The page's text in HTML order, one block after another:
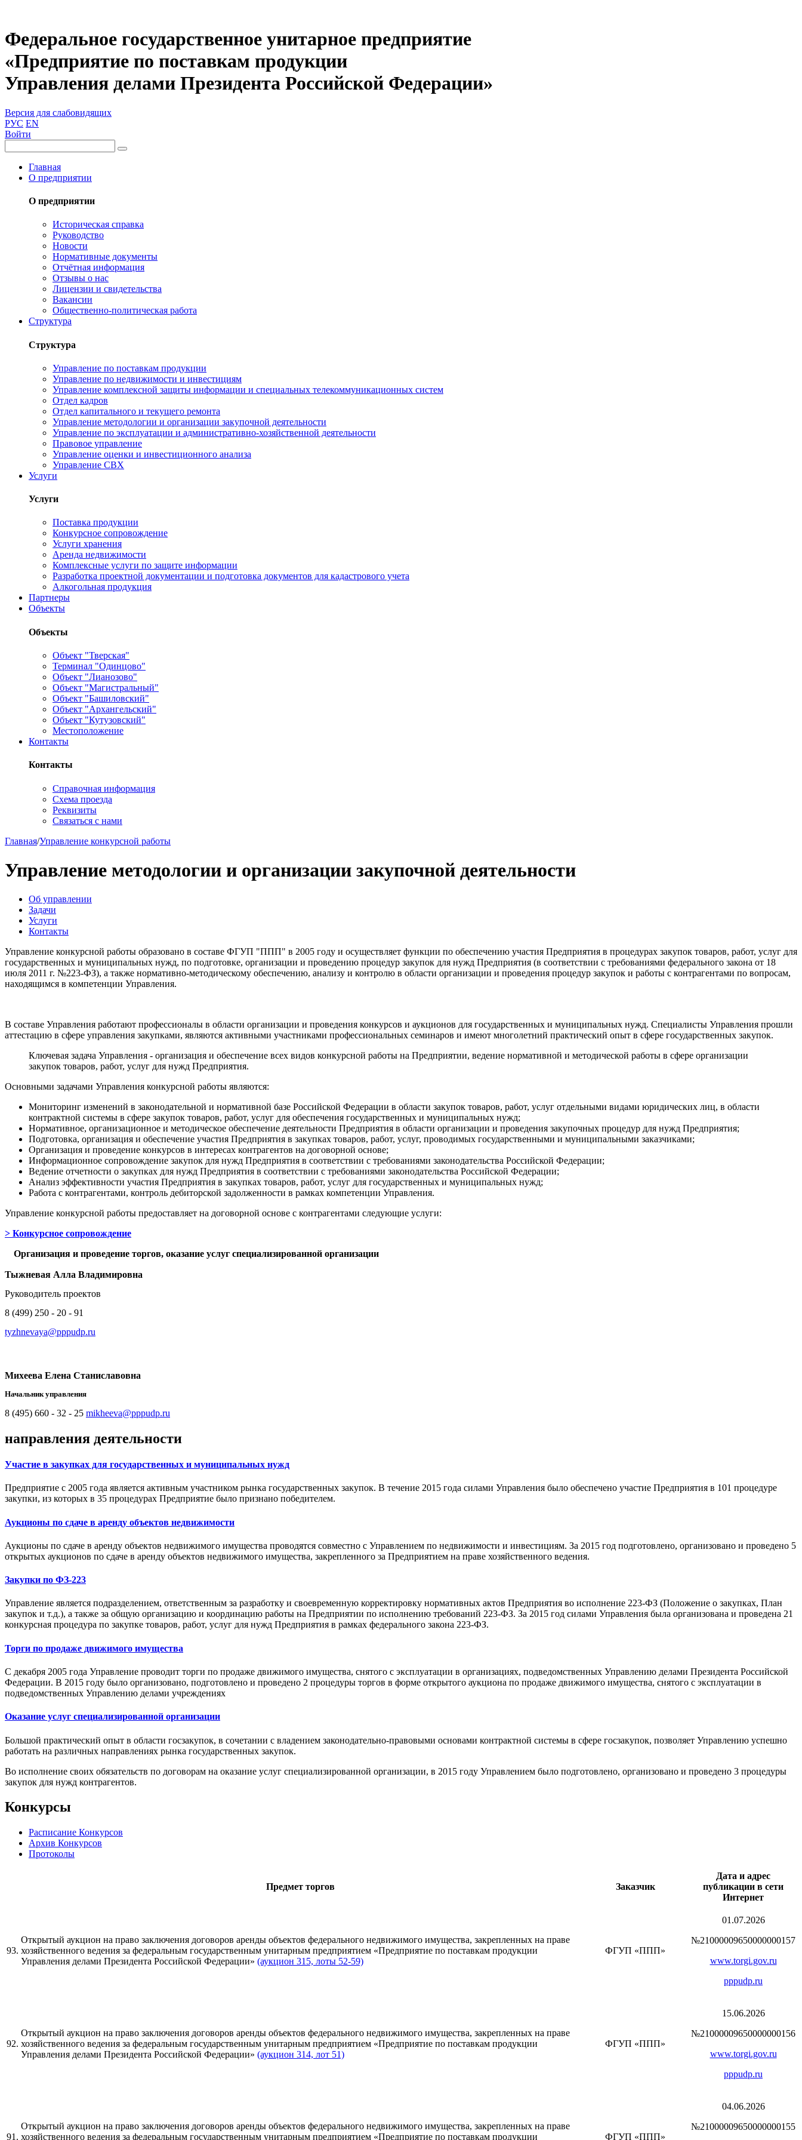
Федеральное государственное унитарное предприятие
«Предприятие по поставкам продукции
Управления делами Президента Российской Федерации»
Версия для слабовидящих
РУС EN
Войти
Главная
О предприятии
О предприятии
Историческая справка
Руководство
Новости
Нормативные документы
Отчётная информация
Отзывы о нас
Лицензии и свидетельства
Вакансии
Общественно-политическая работа
Структура
Структура
Управление по поставкам продукции
Управление по недвижимости и инвестициям
Управление комплексной защиты информации и специальных телекоммуникационных систем
Отдел кадров
Отдел капитального и текущего ремонта
Управление методологии и организации закупочной деятельности
Управление по эксплуатации и административно-хозяйственной деятельности
Правовое управление
Управление оценки и инвестиционного анализа
Управление СВХ
Услуги
Услуги
Поставка продукции
Конкурсное сопровождение
Услуги хранения
Аренда недвижимости
Комплексные услуги по защите информации
Разработка проектной документации и подготовка документов для кадастрового учета
Алкогольная продукция
Партнеры
Объекты
Объекты
Объект "Тверская"
Терминал "Одинцово"
Объект "Лианозово"
Объект "Магистральный"
Объект "Башиловский"
Объект "Архангельский"
Объект "Кутузовский"
Местоположение
Контакты
Контакты
Справочная информация
Схема проезда
Реквизиты
Связаться с нами
Главная/Управление конкурсной работы
Управление методологии и организации закупочной деятельности
Об управлении
Задачи
Услуги
Контакты
Управление конкурсной работы образовано в составе ФГУП "ППП" в 2005 году и осуществляет функции по обеспечению участия Предприятия в процедурах закупок товаров, работ, услуг для
государственных и муниципальных нужд, по подготовке, организации и проведению процедур закупок для нужд Предприятия (в соответствии с требованиями федерального закона от 18
июля 2011 г. №223-ФЗ), а также нормативно-методическому обеспечению, анализу и контролю в области организации и проведения процедур закупок и работы с контрагентами по вопросам,
находящимся в компетенции Управления.
В составе Управления работают профессионалы в области организации и проведения конкурсов и аукционов для государственных и муниципальных нужд. Специалисты Управления прошли
аттестацию в сфере управления закупками, являются активными участниками профессиональных семинаров и имеют многолетний практический опыт в сфере государственных закупок.
Ключевая задача Управления - организация и обеспечение всех видов конкурсной работы на Предприятии, ведение нормативной и методической работы в сфере организации
закупок товаров, работ, услуг для нужд Предприятия.
Основными задачами Управления конкурсной работы являются:
Мониторинг изменений в законодательной и нормативной базе Российской Федерации в области закупок товаров, работ, услуг отдельными видами юридических лиц, в области
контрактной системы в сфере закупок товаров, работ, услуг для обеспечения государственных и муниципальных нужд;
Нормативное, организационное и методическое обеспечение деятельности Предприятия в области организации и проведения закупочных процедур для нужд Предприятия;
Подготовка, организация и обеспечение участия Предприятия в закупках товаров, работ, услуг, проводимых государственными и муниципальными заказчиками;
Организация и проведение конкурсов в интересах контрагентов на договорной основе;
Информационное сопровождение закупок для нужд Предприятия в соответствии с требованиями законодательства Российской Федерации;
Ведение отчетности о закупках для нужд Предприятия в соответствии с требованиями законодательства Российской Федерации;
Анализ эффективности участия Предприятия в закупках товаров, работ, услуг для государственных и муниципальных нужд;
Работа с контрагентами, контроль дебиторской задолженности в рамках компетенции Управления.
Управление конкурсной работы предоставляет на договорной основе с контрагентами следующие услуги:
> Конкурсное сопровождение
Организация и проведение торгов, оказание услуг специализированной организации
Тыжневая Алла Владимировна
Руководитель проектов
8 (499) 250 - 20 - 91
tyzhnevaya@pppudp.ru
Михеева Елена Станиславовна
Начальник управления
8 (495) 660 - 32 - 25 mikheeva@pppudp.ru
направления деятельности
Участие в закупках для государственных и муниципальных нужд
Предприятие с 2005 года является активным участником рынка государственных закупок. В течение 2015 года силами Управления было обеспечено участие Предприятия в 101 процедуре
закупки, из которых в 35 процедурах Предприятие было признано победителем.
Аукционы по сдаче в аренду объектов недвижимости
Аукционы по сдаче в аренду объектов недвижимого имущества проводятся совместно с Управлением по недвижимости и инвестициям. За 2015 год подготовлено, организовано и проведено 5
открытых аукционов по сдаче в аренду объектов недвижимого имущества, закрепленного за Предприятием на праве хозяйственного ведения.
Закупки по ФЗ-223
Управление является подразделением, ответственным за разработку и своевременную корректировку нормативных актов Предприятия во исполнение 223-ФЗ (Положение о закупках, План
закупок и т.д.), а также за общую организацию и координацию работы на Предприятии по исполнению требований 223-ФЗ. За 2015 год силами Управления была организована и проведена 21
конкурсная процедура по закупке товаров, работ, услуг для нужд Предприятия в рамках федерального закона 223-ФЗ.
Торги по продаже движимого имущества
С декабря 2005 года Управление проводит торги по продаже движимого имущества, снятого с эксплуатации в организациях, подведомственных Управлению делами Президента Российской
Федерации. В 2015 году было организовано, подготовлено и проведено 2 процедуры торгов в форме открытого аукциона по продаже движимого имущества, снятого с эксплуатации в
подведомственных Управлению делами учреждениях
Оказание услуг специализированной организации
Большой практический опыт в области госзакупок, в сочетании с владением законодательно-правовыми основами контрактной системы в сфере госзакупок, позволяет Управлению успешно
работать на различных направлениях рынка государственных закупок.
Во исполнение своих обязательств по договорам на оказание услуг специализированной организации, в 2015 году Управлением было подготовлено, организовано и проведено 3 процедуры
закупок для нужд контрагентов.
Конкурсы
Расписание Конкурсов
Архив Конкурсов
Протоколы
Предмет торгов Заказчик
Дата и адрес
публикации в сети
Интернет
93.
Открытый аукцион на право заключения договоров аренды объектов федерального недвижимого имущества, закрепленных на праве
хозяйственного ведения за федеральным государственным унитарным предприятием «Предприятие по поставкам продукции
Управления делами Президента Российской Федерации» (аукцион 315, лоты 52-59)
ФГУП «ППП»
01.07.2026
№21000009650000000157
www.torgi.gov.ru
pppudp.ru
92.
Открытый аукцион на право заключения договоров аренды объектов федерального недвижимого имущества, закрепленных на праве
хозяйственного ведения за федеральным государственным унитарным предприятием «Предприятие по поставкам продукции
Управления делами Президента Российской Федерации» (аукцион 314, лот 51)
ФГУП «ППП»
15.06.2026
№21000009650000000156
www.torgi.gov.ru
pppudp.ru
91.
Открытый аукцион на право заключения договоров аренды объектов федерального недвижимого имущества, закрепленных на праве
хозяйственного ведения за федеральным государственным унитарным предприятием «Предприятие по поставкам продукции
ФГУП «ППП»
04.06.2026
№21000009650000000155